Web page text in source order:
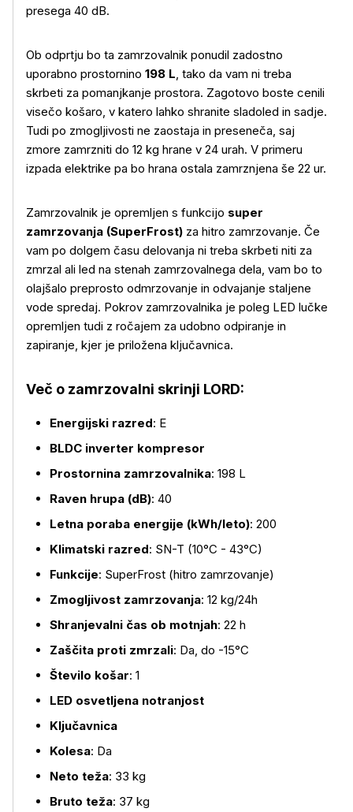
presega 40 dB.
Ob odprtju bo ta zamrzovalnik ponudil zadostno
uporabno prostornino 198 L, tako da vam ni treba
skrbeti za pomanjkanje prostora. Zagotovo boste cenili
visečo košaro, v katero lahko shranite sladoled in sadje.
Tudi po zmogljivosti ne zaostaja in preseneča, saj
zmore zamrzniti do 12 kg hrane v 24 urah. V primeru
izpada elektrike pa bo hrana ostala zamrznjena še 22 ur.
Zamrzovalnik je opremljen s funkcijo super
zamrzovanja (SuperFrost) za hitro zamrzovanje. Če
vam po dolgem času delovanja ni treba skrbeti niti za
zmrzal ali led na stenah zamrzovalnega dela, vam bo to
olajšalo preprosto odmrzovanje in odvajanje staljene
vode spredaj. Pokrov zamrzovalnika je poleg LED lučke
opremljen tudi z ročajem za udobno odpiranje in
zapiranje, kjer je priložena ključavnica.
Več o zamrzovalni skrinji LORD:
Energijski razred: E
BLDC inverter kompresor
Prostornina zamrzovalnika: 198 L
Raven hrupa (dB): 40
Letna poraba energije (kWh/leto): 200
Klimatski razred: SN-T (10°C - 43°C)
Funkcije: SuperFrost (hitro zamrzovanje)
Zmogljivost zamrzovanja: 12 kg/24h
Shranjevalni čas ob motnjah: 22 h
Zaščita proti zmrzali: Da, do -15°C
Število košar: 1
LED osvetljena notranjost
Ključavnica
Kolesa: Da
Neto teža: 33 kg
Bruto teža: 37 kg